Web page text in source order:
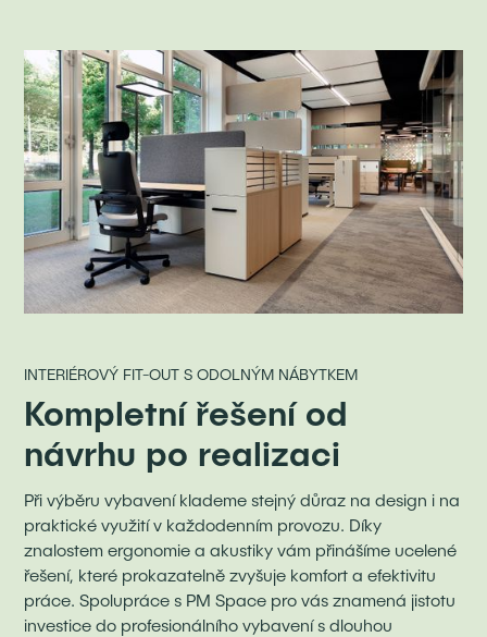
INTERIÉROVÝ FIT-OUT S ODOLNÝM NÁBYTKEM
Kompletní řešení od
návrhu po realizaci
Při výběru vybavení klademe stejný důraz na design i na
praktické využití v každodenním provozu. Díky
znalostem ergonomie a akustiky vám přinášíme ucelené
řešení, které prokazatelně zvyšuje komfort a efektivitu
práce. Spolupráce s PM Space pro vás znamená jistotu
investice do profesionálního vybavení s dlouhou